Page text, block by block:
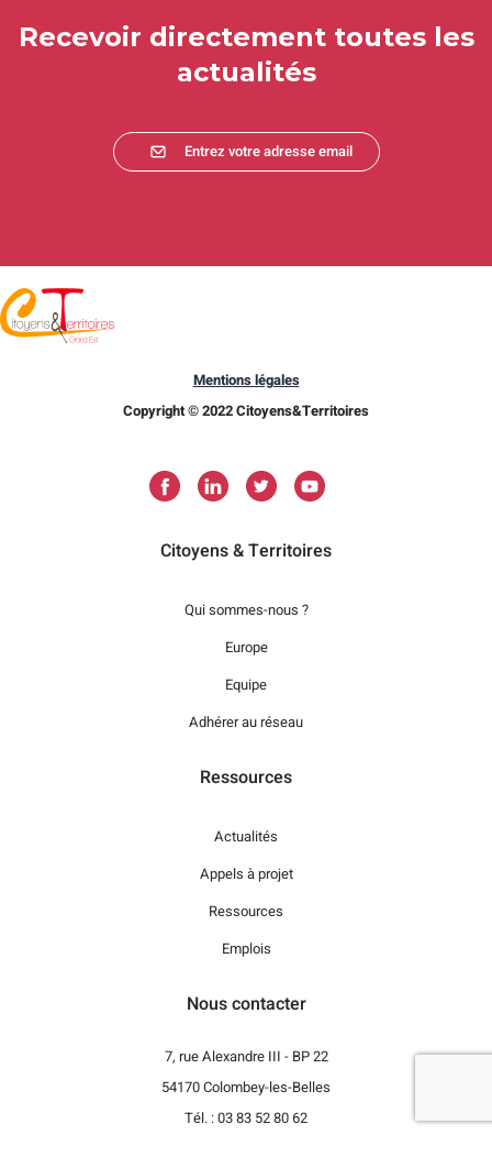
Recevoir directement toutes les
actualités
Entrez votre adresse email
Mentions légales
Copyright © 2022 Citoyens&Territoires
Citoyens & Territoires
Qui sommes-nous ?
Europe
Equipe
Adhérer au réseau
Ressources
Actualités
Appels à projet
Ressources
Emplois
Nous contacter
7, rue Alexandre III - BP 22
54170 Colombey-les-Belles
Tél. : 03 83 52 80 62